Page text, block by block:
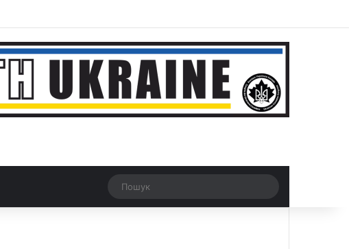
News
Рандомна новина
Switch skin